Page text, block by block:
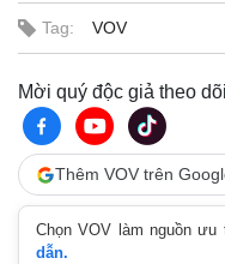
Tag: VOV
Mời quý độc giả theo
Thêm VOV trên
Chọn VOV làm nguồn
dẫn.